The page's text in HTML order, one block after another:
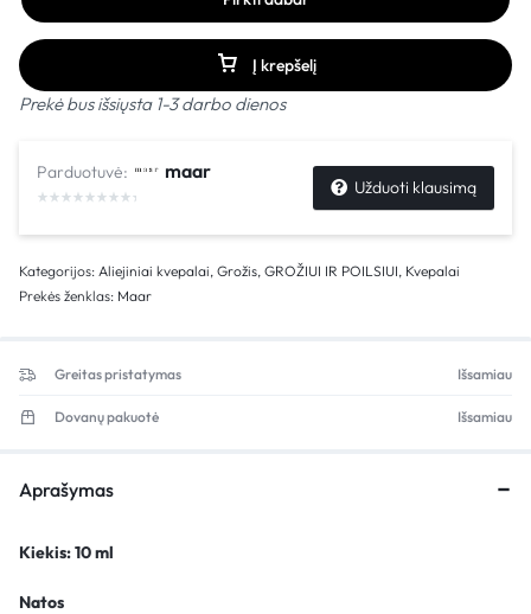
Į krepšelį
Prekė bus išsiųsta 1-3 darbo dienos
Parduotuvė: maar
Užduoti klausimą
Kategorijos: Aliejiniai kvepalai, Grožis, GROŽIUI IR POILSIUI, Kvepalai
Prekės ženklas: Maar
Greitas pristatymas Išsamiau
Dovanų pakuotė Išsamiau
Aprašymas
Kiekis: 10 ml
Natos